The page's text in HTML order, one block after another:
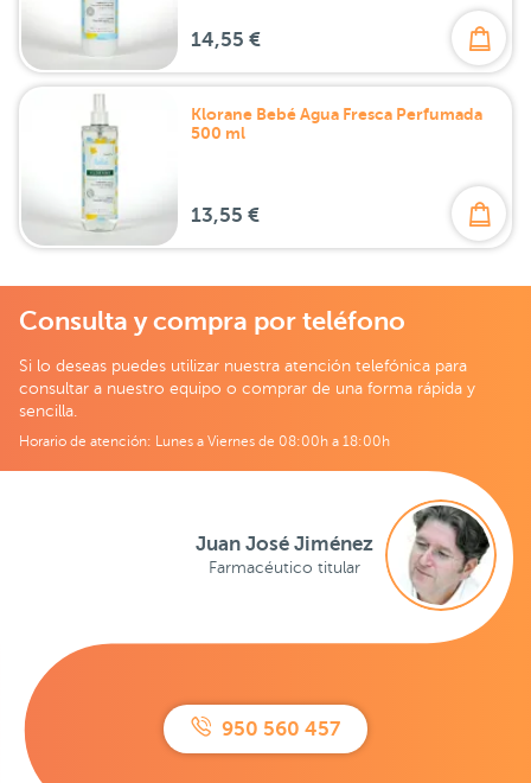
14,55 €
Klorane Bebé Agua Fresca Perfumada
500 ml
13,55 €
Consulta y compra por teléfono
Si lo deseas puedes utilizar nuestra atención telefónica para
consultar a nuestro equipo o comprar de una forma rápida y
sencilla.
Horario de atención: Lunes a Viernes de 08:00h a 18:00h
950 560 457
Juan José Jiménez
Farmacéutico titular